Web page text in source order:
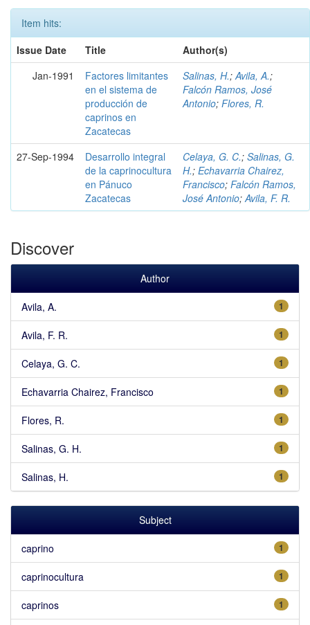
Item hits:
Issue Date
Title
Author(s)
Jan-1991
Factores limitantes
en el sistema de
producción de
caprinos en
Zacatecas
Salinas, H.; Avila, A.;
Falcón Ramos, José
Antonio; Flores, R.
27-Sep-1994
Desarrollo integral
de la caprinocultura
en Pánuco
Zacatecas
Celaya, G. C.; Salinas, G.
H.; Echavarria Chairez,
Francisco; Falcón Ramos,
José Antonio; Avila, F. R.
Discover
Author
1
Avila, A.
1
Avila, F. R.
1
Celaya, G. C.
1
Echavarria Chairez, Francisco
1
Flores, R.
1
Salinas, G. H.
1
Salinas, H.
Subject
1
caprino
1
caprinocultura
1
caprinos